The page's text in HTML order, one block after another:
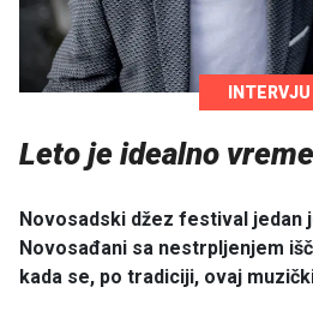
INTERVJU
Leto je idealno
Novosadski džez festival jedan
Novosađani sa nestrpljenjem
kada se, po tradiciji, ovaj